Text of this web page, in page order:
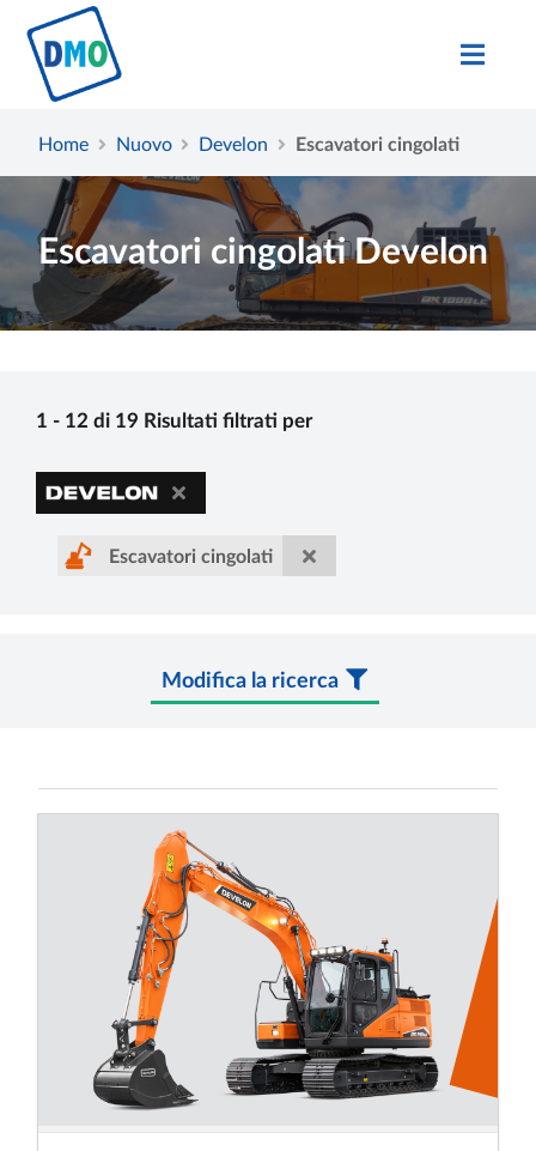
Home Nuovo Develon Escavatori cingolati
Escavatori cingolati Develon
1 - 12 di 19 Risultati filtrati per
Escavatori cingolati
Modifica la ricerca